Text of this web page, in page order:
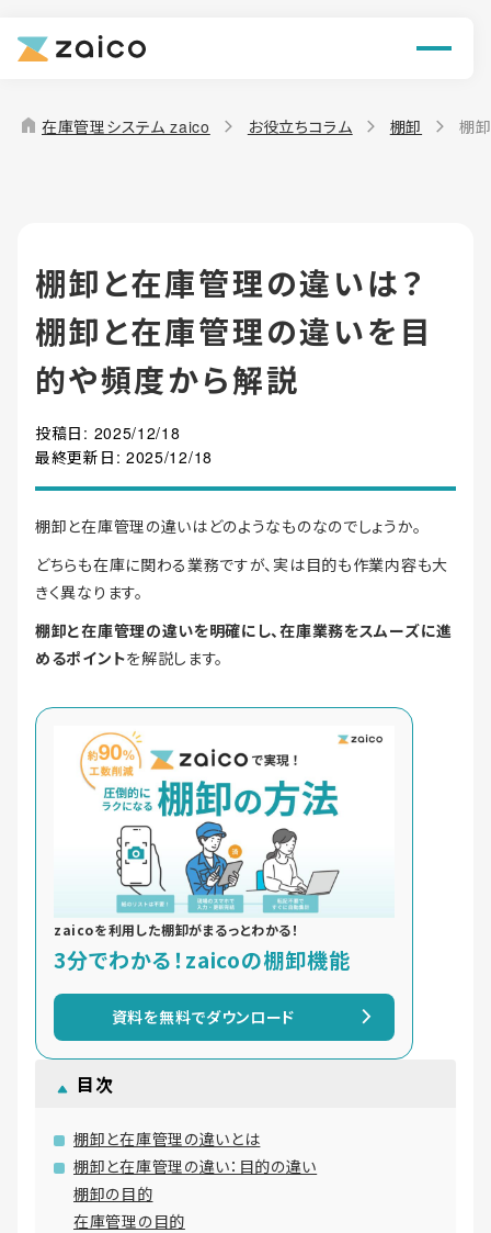
機能
解決できる課題
導入事例
お役立ち情報
home 在庫管理システム zaico お役立ちコラム 棚卸 棚
棚卸と在庫管理の違いは？
棚卸と在庫管理の違いを目
的や頻度から解説
投稿日: 2025/12/18
最終更新日: 2025/12/18
棚卸と在庫管理の違いはどのようなものなのでしょうか。
どちらも在庫に関わる業務ですが、実は目的も作業内容も大
きく異なります。
棚卸と在庫管理の違いを明確にし、在庫業務をスムーズに進
めるポイントを解説します。
zaicoを利用した棚卸がまるっとわかる！
3分でわかる！zaicoの棚卸機能
資料を無料でダウンロード
目次
棚卸と在庫管理の違いとは
棚卸と在庫管理の違い：目的の違い
棚卸の目的
在庫管理の目的